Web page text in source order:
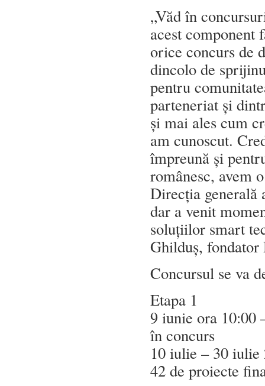
„Văd în
acest
orice concurs de
dincolo de
pentru
parteneriat și
și mai ales cum
am cunoscut.
împreună și
românesc, avem
Direcția generală
dar a venit
soluțiilor smart
Ghilduș, fondator
Concursul se va
Etapa 1
9 iunie ora 10:00
în concurs
10 iulie – 30 iulie
42 de proiecte